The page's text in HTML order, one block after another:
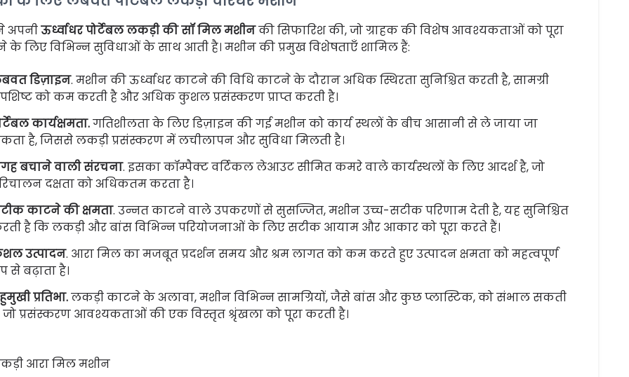
अपनीऊर्ध्वाधर पोर्टेबल लकड़ी की सॉ मिल मशीनकी सिफारिश की, जो ग्राहक की विशेष आवश्यकताओं को पूरा
के लिए विभिन्न सुविधाओं के साथ आती है। मशीन की प्रमुख विशेषताएँ शामिल हैं:
डिज़ाइन. मशीन की ऊर्ध्वाधर काटने की विधि काटने के दौरान अधिक स्थिरता सुनिश्चित करती है, सामग्री
को कम करती है और अधिक कुशल प्रसंस्करण प्राप्त करती है।
कार्यक्षमता.गतिशीलता के लिए डिज़ाइन की गई मशीन को कार्य स्थलों के बीच आसानी से ले जाया जा
है, जिससे लकड़ी प्रसंस्करण में लचीलापन और सुविधा मिलती है।
बचाने वाली संरचना. इसका कॉम्पैक्ट वर्टिकल लेआउट सीमित कमरे वाले कार्यस्थलों के लिए आदर्श है, जो
दक्षता को अधिकतम करता है।
काटने की क्षमता. उन्नत काटने वाले उपकरणों से सुसज्जित, मशीन उच्च-सटीक परिणाम देती है, यह सुनिश्चित
है कि लकड़ी और बांस विभिन्न परियोजनाओं के लिए सटीक आयाम और आकार को पूरा करते हैं।
उत्पादन. आरा मिल का मजबूत प्रदर्शन समय और श्रम लागत को कम करते हुए उत्पादन क्षमता को महत्वपूर्ण
से बढ़ाता है।
प्रतिभा.लकड़ी काटने के अलावा, मशीन विभिन्न सामग्रियों, जैसे बांस और कुछ प्लास्टिक, को संभाल सकती
जो प्रसंस्करण आवश्यकताओं की एक विस्तृत श्रृंखला को पूरा करती है।